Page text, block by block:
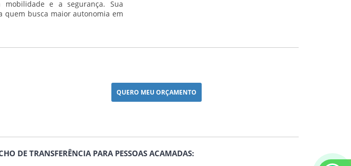
e a segurança. Sua
quem busca maior autonomia em
QUERO MEU ORÇAMENTO
DE TRANSFERÊNCIA PARA PESSOAS ACAMADAS: